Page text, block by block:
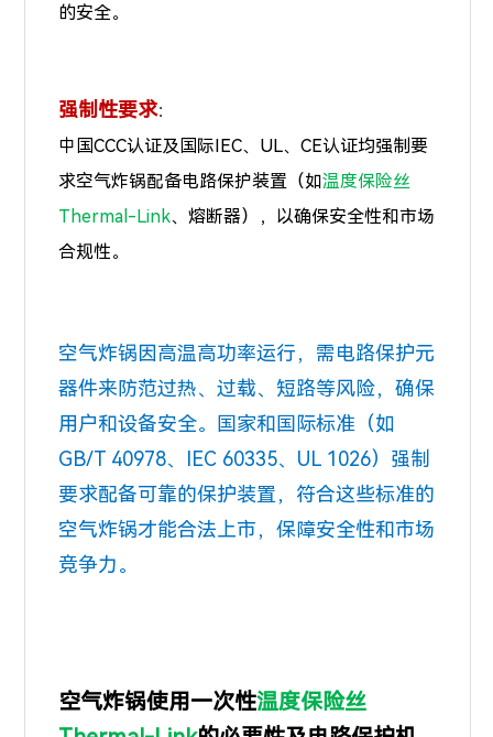
的安全。
强制性要求：
中国CCC认证及国际IEC、UL、CE认证均强制要
求空气炸锅配备电路保护装置（如温度保险丝
Thermal-Link、熔断器），以确保安全性和市场
合规性。
空气炸锅因高温高功率运行，需电路保护元
器件来防范过热、过载、短路等风险，确保
用户和设备安全。国家和国际标准（如
GB/T 40978、IEC 60335、UL 1026）强制
要求配备可靠的保护装置，符合这些标准的
空气炸锅才能合法上市，保障安全性和市场
竞争力。
空气炸锅使用一次性温度保险丝